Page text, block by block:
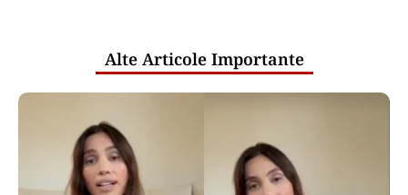
Alte Articole Importante